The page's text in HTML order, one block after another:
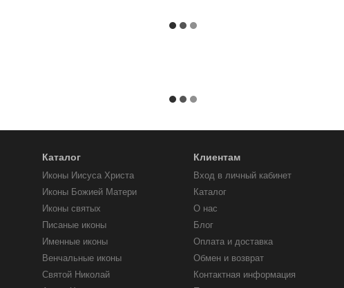
Каталог
Иконы Иисуса Христа
Иконы Божией Матери
Иконы святых
Писаные иконы
Именные иконы
Венчальные иконы
Святой Николай
Клиентам
Вход в личный кабинет
Каталог
О нас
Блог
Оплата и доставка
Обмен и возврат
Контактная информация